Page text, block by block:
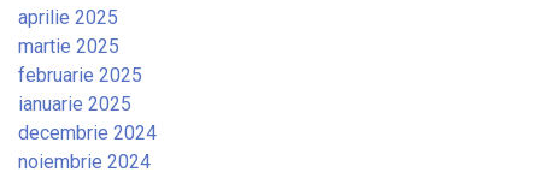
aprilie 2025
martie 2025
februarie 2025
ianuarie 2025
decembrie 2024
noiembrie 2024